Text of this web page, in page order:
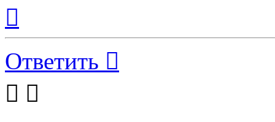
началу
Ответить